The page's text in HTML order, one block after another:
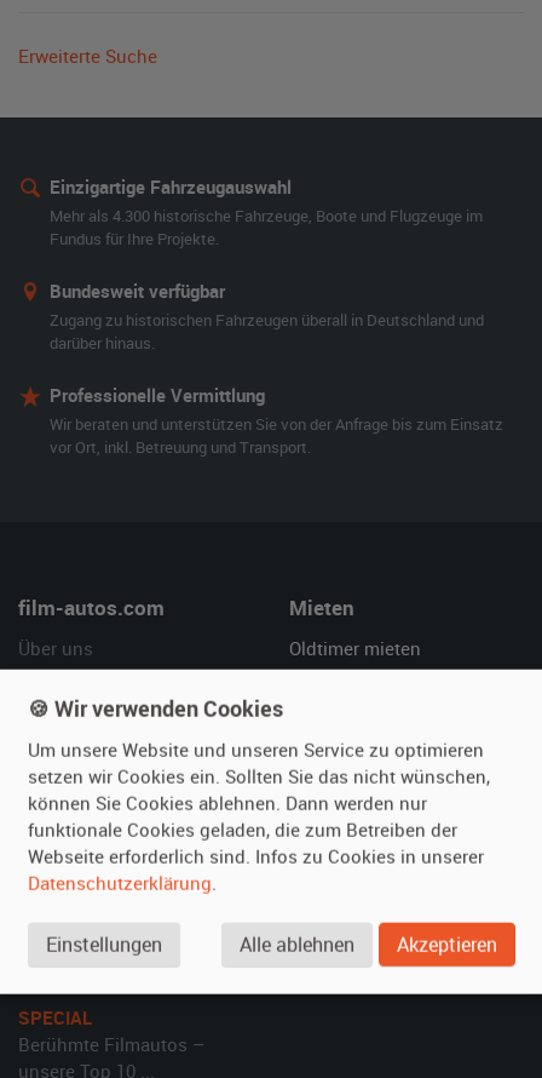
Erweiterte Suche
Einzigartige Fahrzeugauswahl
Mehr als 4.300 historische Fahrzeuge, Boote und Flugzeuge im
Fundus für Ihre Projekte.
Bundesweit verfügbar
Zugang zu historischen Fahrzeugen überall in Deutschland und
darüber hinaus.
Professionelle Vermittlung
Wir beraten und unterstützen Sie von der Anfrage bis zum Einsatz
vor Ort, inkl. Betreuung und Transport.
film-autos.com
Über uns
Referenzen
Kundenmeinungen
Mieten
Oldtimer mieten
Service
Vermieten
Oldtimer anmelden
Fotos senden
Fragen für Vermieter
Inserat verwalten
Hilfe
Häufige Fragen (FAQ)
Kontakt
SPECIAL
Berühmte Filmautos –
unsere Top 10 ...
🍪 Wir verwenden Cookies
Um unsere Website und unseren Service zu optimieren
setzen wir Cookies ein. Sollten Sie das nicht wünschen,
können Sie Cookies ablehnen. Dann werden nur
funktionale Cookies geladen, die zum Betreiben der
Webseite erforderlich sind. Infos zu Cookies in unserer
Datenschutzerklärung.
Einstellungen Alle ablehnen Akzeptieren